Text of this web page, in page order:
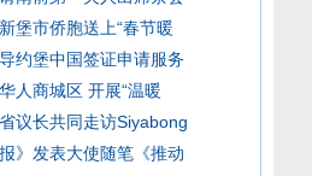
堡市侨胞送上“春节暖
约堡中国签证申请服务
人商城区 开展“温暖
议长共同走访Siyabong
》发表大使随笔《推动